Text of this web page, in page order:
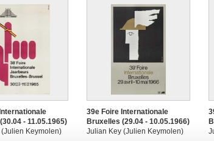
- 11.05.1965)
Keymolen)
39e Foire Internationale
Bruxelles (29.04 - 10.05.1966)
Julian Key (Julien Keymolen)